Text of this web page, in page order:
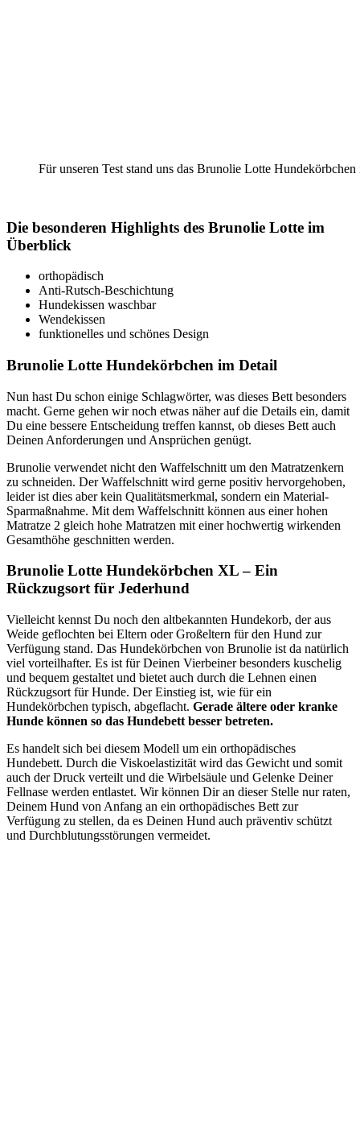
Für unseren Test stand uns das Brunolie Lotte
Die besonderen Highlights des Brunolie Lotte im
Überblick
orthopädisch
Anti-Rutsch-Beschichtung
Hundekissen waschbar
Wendekissen
funktionelles und schönes Design
Brunolie Lotte Hundekörbchen im Detail
Nun hast Du schon einige Schlagwörter, was dieses Bett besonders
macht. Gerne gehen wir noch etwas näher auf die Details ein, damit
Du eine bessere Entscheidung treffen kannst, ob dieses Bett auch
Deinen Anforderungen und Ansprüchen genügt.
Brunolie verwendet nicht den Waffelschnitt um den Matratzenkern
zu schneiden. Der Waffelschnitt wird gerne positiv hervorgehoben,
leider ist dies aber kein Qualitätsmerkmal, sondern ein Material-
Sparmaßnahme. Mit dem Waffelschnitt können aus einer hohen
Matratze 2 gleich hohe Matratzen mit einer hochwertig wirkenden
Gesamthöhe geschnitten werden.
Brunolie Lotte Hundekörbchen XL – Ein
Rückzugsort für Jederhund
Vielleicht kennst Du noch den altbekannten Hundekorb, der aus
Weide geflochten bei Eltern oder Großeltern für den Hund zur
Verfügung stand. Das Hundekörbchen von Brunolie ist da natürlich
viel vorteilhafter. Es ist für Deinen Vierbeiner besonders kuschelig
und bequem gestaltet und bietet auch durch die Lehnen einen
Rückzugsort für Hunde. Der Einstieg ist, wie für ein
Hundekörbchen typisch, abgeflacht. Gerade ältere oder kranke
Hunde können so das Hundebett besser betreten.
Es handelt sich bei diesem Modell um ein orthopädisches
Hundebett. Durch die Viskoelastizität wird das Gewicht und somit
auch der Druck verteilt und die Wirbelsäule und Gelenke Deiner
Fellnase werden entlastet. Wir können Dir an dieser Stelle nur raten,
Deinem Hund von Anfang an ein orthopädisches Bett zur
Verfügung zu stellen, da es Deinen Hund auch präventiv schützt
und Durchblutungsstörungen vermeidet.